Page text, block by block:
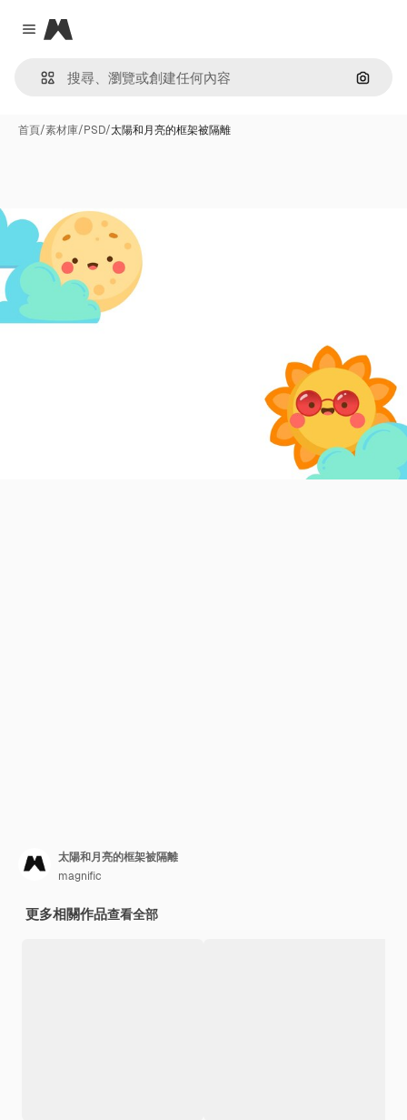
Close menu
Magnific
通過圖
首頁/素材庫/PSD/太陽和月亮的框架被隔離
太陽和月亮的框架被隔離
magnific
更多相關作品查看全部